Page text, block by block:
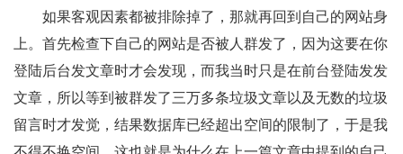
如果客观因素都被排除掉了，那就再回到自己的网站身
上。首先检查下自己的网站是否被人群发了，因为这要在你
登陆后台发文章时才会发现，而我当时只是在前台登陆发发
文章，所以等到被群发了三万多条垃圾文章以及无数的垃圾
留言时才发觉，结果数据库已经超出空间的限制了，于是我